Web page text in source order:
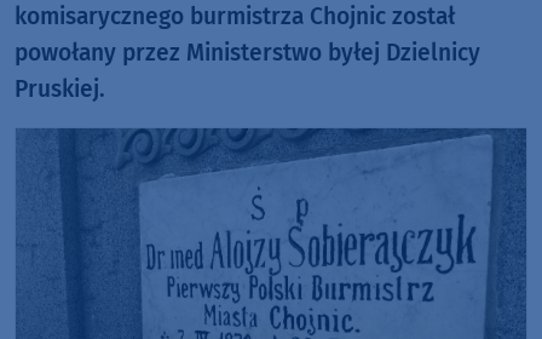
komisarycznego burmistrza Chojnic został
powołany przez Ministerstwo byłej Dzielnicy
Pruskiej.